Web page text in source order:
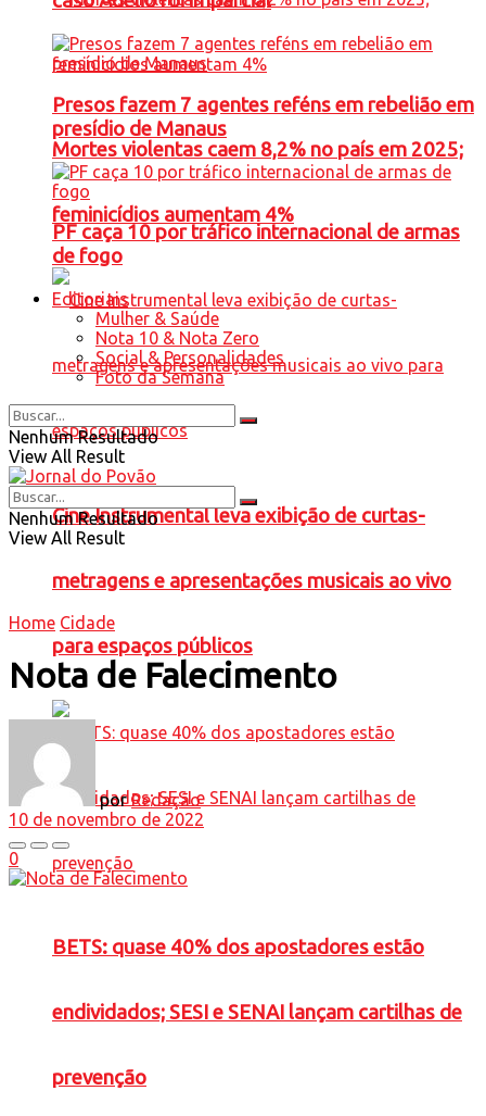
Mortes violentas caem 8,2% no país em 2025;
feminicídios aumentam 4%
Cine Instrumental leva exibição de curtas-
metragens e apresentações musicais ao vivo
para espaços públicos
BETS: quase 40% dos apostadores estão
endividados; SESI e SENAI lançam cartilhas de
prevenção
Presos fazem 7 agentes reféns em rebelião em
presídio de Manaus
PF caça 10 por tráfico internacional de armas
de fogo
Editoriais
Mulher & Saúde
Nota 10 & Nota Zero
Social & Personalidades
Foto da Semana
Nenhum Resultado
View All Result
Nenhum Resultado
View All Result
Home Cidade
Nota de Falecimento
por Redação
10 de novembro de 2022
0